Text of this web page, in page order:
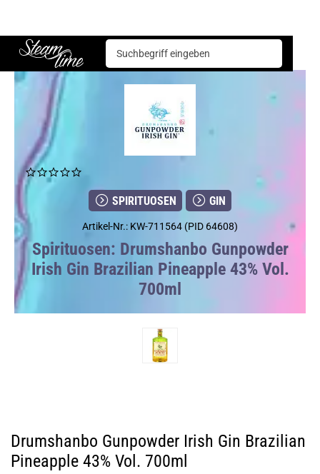
Steam time
Spirituosen Drumshanbo Gunpowder Irish Gin Brazilian Pineapple 43% Vol. 700ml
SPIRITUOSEN GIN
Artikel-Nr.: KW-711564 (PID 64608)
Spirituosen: Drumshanbo Gunpowder
Irish Gin Brazilian Pineapple 43% Vol.
700ml
Drumshanbo Gunpowder Irish Gin Brazilian
Pineapple 43% Vol. 700ml